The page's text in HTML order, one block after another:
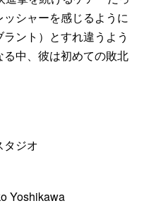
シャーを感じるように
ント）とすれ違うよう
中、彼は初めての敗北
タジオ
Yoshikawa